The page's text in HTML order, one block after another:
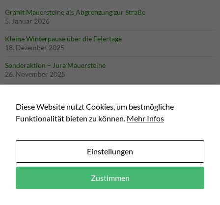
Granit Mauersteine als Abgrenzung zur Straße
5. Januar 2026
Kleine Winterpause über die Feiertage
18. Dezember 2025
Sonderaktion – Jura Mauersteine
26. November 2025
Hofgestaltung mit Jurakalk Mauersteinen
Diese Website nutzt Cookies, um bestmögliche
Funktionalität bieten zu können. Mehr Infos
Einstellungen
Zustimmen